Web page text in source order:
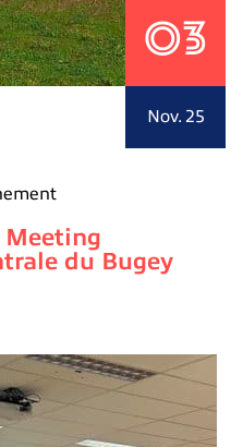
03
Nov. 25
Meeting
du Bugey